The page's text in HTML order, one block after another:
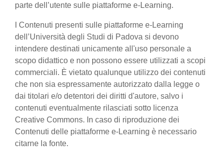
parte dell’utente sulle piattaforme e-Learning.
I Contenuti presenti sulle piattaforme e-Learning
dell’Università degli Studi di Padova si devono
intendere destinati unicamente all'uso personale a
scopo didattico e non possono essere utilizzati a scopi
commerciali. È vietato qualunque utilizzo dei contenuti
che non sia espressamente autorizzato dalla legge o
dai titolari e/o detentori dei diritti d'autore, salvo i
contenuti eventualmente rilasciati sotto licenza
Creative Commons. In caso di riproduzione dei
Contenuti delle piattaforme e-Learning è necessario
citarne la fonte.